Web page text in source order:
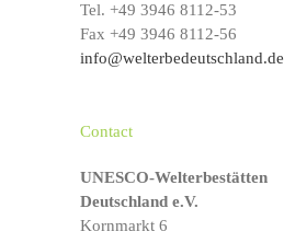
Tel. +49 3946 8112-53
Fax +49 3946 8112-56
info@welterbedeutschland.de
Contact
UNESCO-Welterbestätten
Deutschland e.V.
Kornmarkt 6